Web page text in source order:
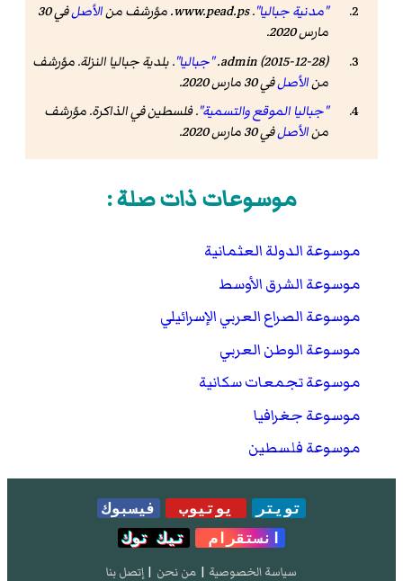
"مدنية جباليا".
www.pead.ps. مؤرشف منالأصل
في 30
مارس 2020
.
admin (2015-12-28). "جباليا".بلدية جباليا النزلة. مؤرشف
منالأصلفي 30 مارس 2020
.
"جباليا الموقع والتسمية".فلسطين في الذاكرة. مؤرشف
منالأصلفي 30 مارس 2020 .
موسوعات ذات صلة :
موسوعة الدولة العثمانية
موسوعة الشرق الأوسط
موسوعة الصراع العربي الإسرائيلي
موسوعة الوطن العربي
موسوعة تجمعات سكانية
موسوعة جغرافيا
موسوعة فلسطين
تويتر يوتيوب
فيسبوك
انستقرام
تيك توك
سياسة الخصوصية | من نحن | إتصل بنا